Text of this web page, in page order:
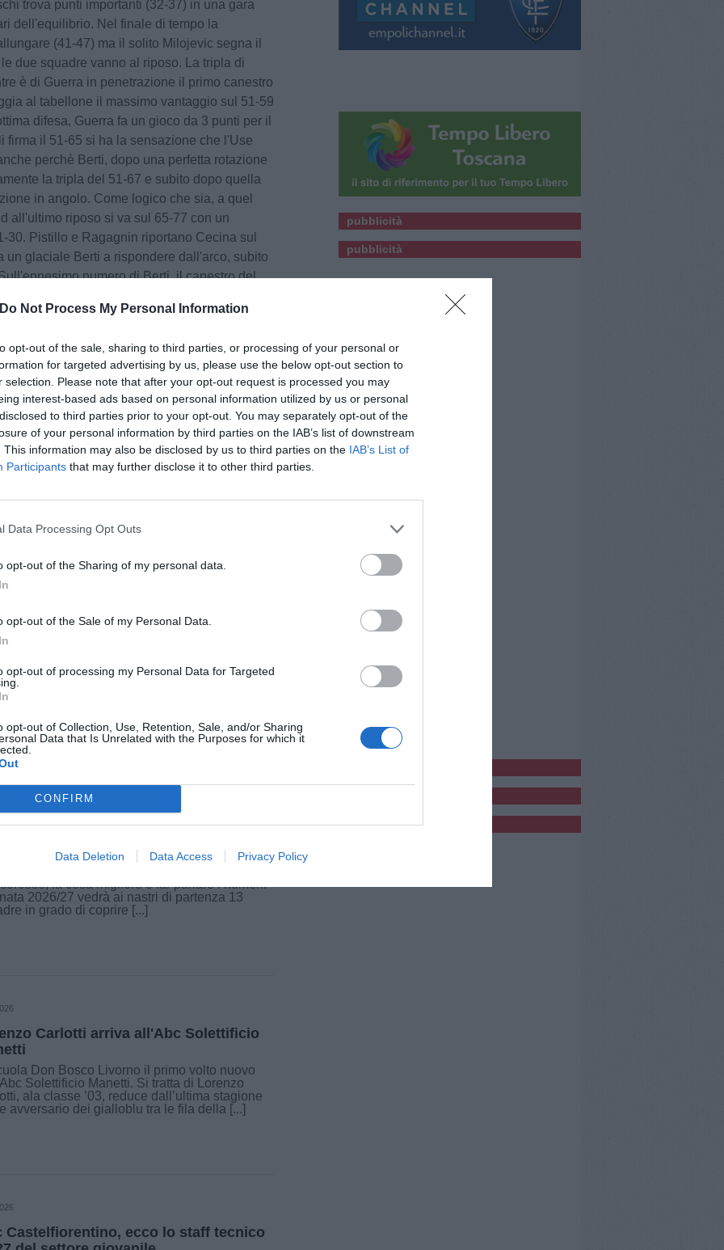
Do Not Process My Personal Information
opt-out of the sale, sharing to third parties, or processing of your personal or
for targeted advertising by us, please use the below opt-out section to
selection. Please note that after your opt-out request is processed you may
interest-based ads based on personal information utilized by us or personal
to third parties prior to your opt-out. You may separately opt-out of the
of your personal information by third parties on the IAB’s list of downstream
This information may also be disclosed by us to third parties on the IAB’s List of
Participants that may further disclose it to other third parties.
Data Processing Opt Outs
opt-out of the Sharing of my personal data.
opt-out of the Sale of my Personal Data.
opt-out of processing my Personal Data for Targeted
opt-out of Collection, Use, Retention, Sale, and/or Sharing
Data that Is Unrelated with the Purposes for which it
CONFIRM
Data Deletion Data Access Privacy Policy
trova punti importanti (32-37) in una gara
dell'equilibrio. Nel finale di tempo la
(41-47) ma il solito Milojevic segna il
due squadre vanno al riposo. La tripla di
è di Guerra in penetrazione il primo canestro
al tabellone il massimo vantaggio sul 51-59
difesa, Guerra fa un gioco da 3 punti per il
firma il 51-65 si ha la sensazione che l'Use
perchè Berti, dopo una perfetta rotazione
la tripla del 51-67 e subito dopo quella
in angolo. Come logico che sia, a quel
all'ultimo riposo si va sul 65-77 con un
30. Pistillo e Ragagnin riportano Cecina sul
un glaciale Berti a rispondere dall'arco, subito
numero di Berti, il canestro del
con l'Use che la gestisce al meglio
16 che non guasta nemmeno nell'ottica delle
10, Sperduto 9, Segala ne, Ticà ne, Bartoli
6, Pellegrini, Ragagnin 14. All. Russo (ass.
Balducci ne, Falaschi 4, Digno 10,
Leone 6, Restelli 14. All. Corbinelli (ass.
di Porto San Giorgio
65-77 (21-30), 80-96 (15-19)
2026-27 per le giovanili
la cosa migliore è far parlare i numeri.
2026/27 vedrà ai nastri di partenza 13
in grado di coprire [...]
Carlotti arriva all'Abc Solettificio
Don Bosco Livorno il primo volto nuovo
Solettificio Manetti. Si tratta di Lorenzo
ala classe ’03, reduce dall’ultima stagione
avversario dei gialloblu tra le fila della [...]
Castelfiorentino, ecco lo staff tecnico
pubblicità
pubblicità
pubblicità